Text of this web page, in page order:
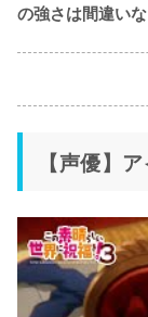
の強さは間違い
【声優】